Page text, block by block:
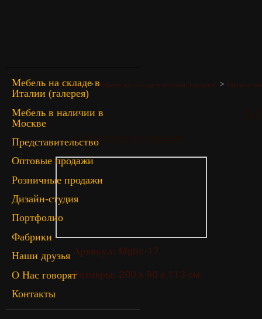
Мебель на складе в
Италии (галерея)
Мебель в наличии в
Москве
Представительство
Оптовые продажи
Розничные продажи
Дизайн-студия
Портфолио
Фабрики
Наши друзья
О Нас говорят
Контакты
Главная>Мебель на складе в Италии (Галерея) > Мягкая
« Вернуться в галерею
Артикул: Mgbc-17
Размеры: 200 х 90 х 113 см.